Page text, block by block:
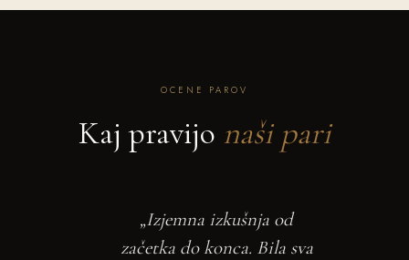
OCENE PAROV
Kaj pravijo naši pari
„Izjemna izkušnja od
začetka do konca. Bila sva